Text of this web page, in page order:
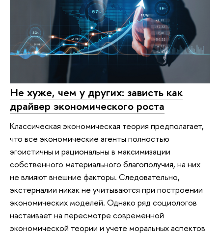
Не хуже, чем у других: зависть как
драйвер экономического роста
Классическая экономическая теория предполагает,
что все экономические агенты полностью
эгоистичны и рациональны в максимизации
собственного материального благополучия, на них
не влияют внешние факторы. Следовательно,
экстерналии никак не учитываются при построении
экономических моделей. Однако ряд социологов
настаивает на пересмотре современной
экономической теории и учете моральных аспектов